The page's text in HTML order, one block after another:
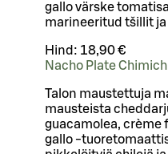
gallo värske
marineeritud tšillit
Hind: 18,90 €
Nacho Plate
Talon maustettuja
mausteista
guacamolea, crème
gallo -